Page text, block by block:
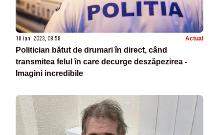
18 ian. 2023, 08:58 Actual
Politician bătut de drumari în direct, când
transmitea felul în care decurge deszăpezirea -
Imagini incredibile